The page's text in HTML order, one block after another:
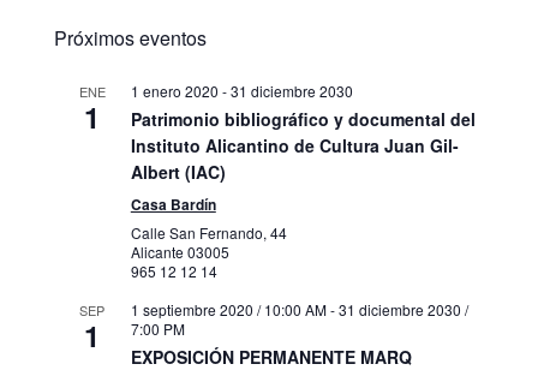
Próximos eventos
ENE
1
1 enero 2020 -31 diciembre 2030
Patrimonio bibliográfico y documental del
Instituto Alicantino de Cultura Juan Gil-
Albert (IAC)
Casa Bardín
Calle San Fernando, 44
Alicante 03005
965 12 12 14
SEP
1
1 septiembre 2020 / 10:00 AM-31 diciembre 2030 /
7:00 PM
EXPOSICIÓN PERMANENTE MARQ